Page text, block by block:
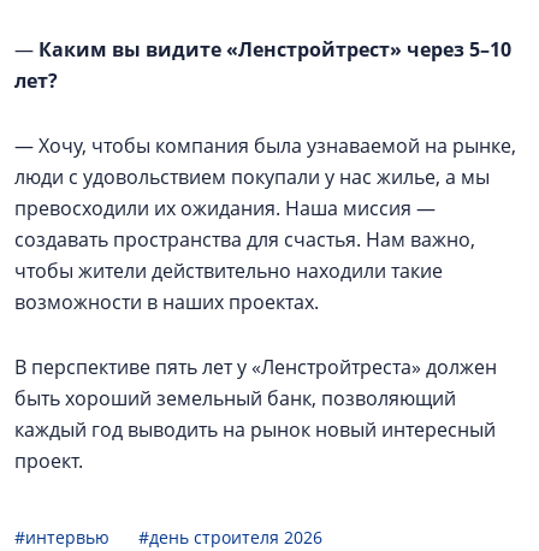
— Каким вы видите «Ленстройтрест» через 5–10
лет?
— Хочу, чтобы компания была узнаваемой на рынке,
люди с удовольствием покупали у нас жилье, а мы
превосходили их ожидания. Наша миссия —
создавать пространства для счастья. Нам важно,
чтобы жители действительно находили такие
возможности в наших проектах.
В перспективе пять лет у «Ленстройтреста» должен
быть хороший земельный банк, позволяющий
каждый год выводить на рынок новый интересный
проект.
#интервью
#день строителя 2026